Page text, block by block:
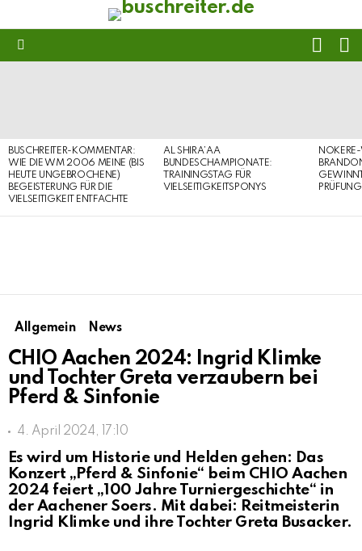
BUSCHREITER-KOMMENTAR:
WIE DIE WM 2006 MEINE (BIS
HEUTE UNGEBROCHENE)
BEGEISTERUNG FÜR DIE
VIELSEITIGKEIT ENTFACHTE
AL SHIRA’AA
BUNDESCHAMPIONATE:
TRAININGSTAG FÜR
VIELSEITIGKEITSPONYS
PRÜFUNG
Allgemein News
CHIO Aachen 2024: Ingrid Klimke
und Tochter Greta verzaubern bei
Pferd & Sinfonie
4. April 2024, 17:10
Es wird um Historie und Helden gehen: Das
Konzert „Pferd & Sinfonie“ beim CHIO Aachen
2024 feiert „100 Jahre Turniergeschichte“ in
der Aachener Soers. Mit dabei: Reitmeisterin
Ingrid Klimke und ihre Tochter Greta Busacker.